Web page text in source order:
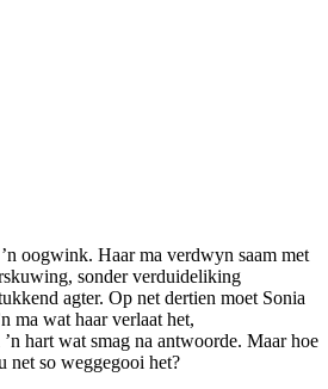
oogwink. Haar ma verdwyn saam met
sonder verduideliking
agter. Op net dertien moet Sonia
ma wat haar verlaat het,
hart wat smag na antwoorde. Maar hoe
net so weggegooi het?